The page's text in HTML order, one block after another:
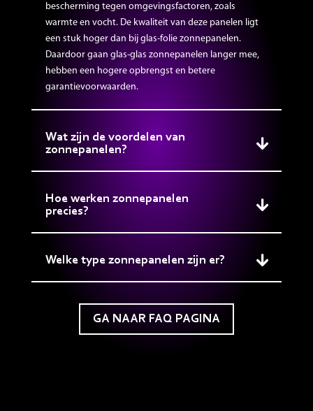
bescherming tegen omgevingsfactoren, zoals
warmte en vocht. De kwaliteit van deze panelen ligt
een stuk hoger dan bij glas-folie zonnepanelen.
Daardoor gaan glas-glas zonnepanelen langer mee,
hebben een hogere opbrengst en betere
garantievoorwaarden.
Wat zijn de voordelen van
zonnepanelen?
Hoe werken zonnepanelen
precies?
Welke type zonnepanelen zijn er?
GA NAAR FAQ PAGINA